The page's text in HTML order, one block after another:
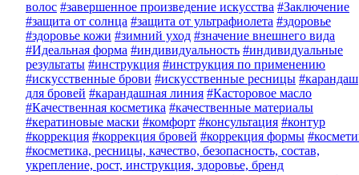
волос #завершенное произведение искусства #Заключение
#защита от солнца #защита от ультрафиолета #здоровье
#здоровье кожи #зимний уход #значение внешнего вида
#Идеальная форма #индивидуальность #индивидуальные
результаты #инструкция #инструкция по применению
#искусственные брови #искусственные ресницы #карандаш
для бровей #карандашная линия #Касторовое масло
#Качественная косметика #качественные материалы
#кератиновые маски #комфорт #консультация #контур
#коррекция #коррекция бровей #коррекция формы
#косметика, ресницы, качество, безопасность, состав,
укрепление, рост, инструкция, здоровье, бренд